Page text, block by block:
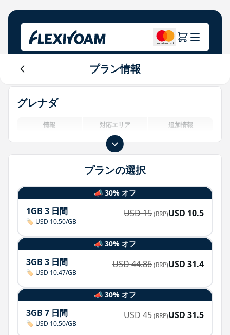
プランを探索する
投資家向け情報
IoTソリューション
ブランド向け
Login
プラン情報
グレナダ
情報 対応エリア 追加情報
プランの選択
📣 30% オフ
1GB 3 日間
🏷️ USD 10.50/GB
USD15(RRP)USD 10.5
📣 30% オフ
3GB 3 日間
🏷️ USD 10.47/GB
USD44.86(RRP)USD 31.4
📣 30% オフ
3GB 7 日間
🏷️ USD 10.50/GB
USD45(RRP)USD 31.5